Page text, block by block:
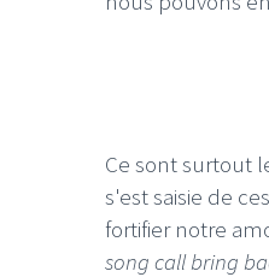
Ce sont surtout
s'est saisie de
fortifier notre
song call bring